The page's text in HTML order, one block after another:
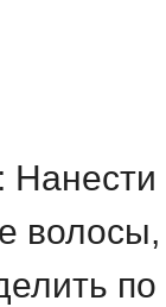
Нанести
волосы,
по